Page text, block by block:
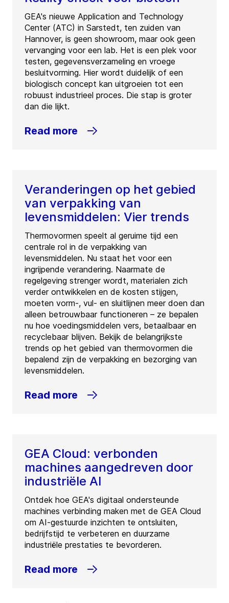
GEA's nieuwe Application and Technology
Center (ATC) in Sarstedt, ten zuiden van
Hannover, is geen showroom, maar ook geen
vervanging voor een lab. Het is een plek voor
testen, gegevensverzameling en vroege
besluitvorming. Hier wordt duidelijk of een
biologisch concept kan uitgroeien tot een
robuust industrieel proces. Die stap is groter
dan die lijkt.
Read more
Veranderingen op het gebied
van verpakking van
levensmiddelen: Vier trends
Thermovormen speelt al geruime tijd een
centrale rol in de verpakking van
levensmiddelen. Nu staat het voor een
ingrijpende verandering. Naarmate de
regelgeving strenger wordt, materialen zich
verder ontwikkelen en de kosten stijgen,
moeten vorm-, vul- en sluitlijnen meer doen dan
alleen betrouwbaar functioneren – ze bepalen
nu hoe voedingsmiddelen vers, betaalbaar en
recyclebaar blijven. Bekijk de belangrijkste
trends op het gebied van thermovormen die
bepalend zijn de verpakking en bezorging van
levensmiddelen.
Read more
GEA Cloud: verbonden
machines aangedreven door
industriële AI
Ontdek hoe GEA's digitaal ondersteunde
machines verbinding maken met de GEA Cloud
om AI-gestuurde inzichten te ontsluiten,
bedrijfstijd te verbeteren en duurzame
industriële prestaties te bevorderen.
Read more